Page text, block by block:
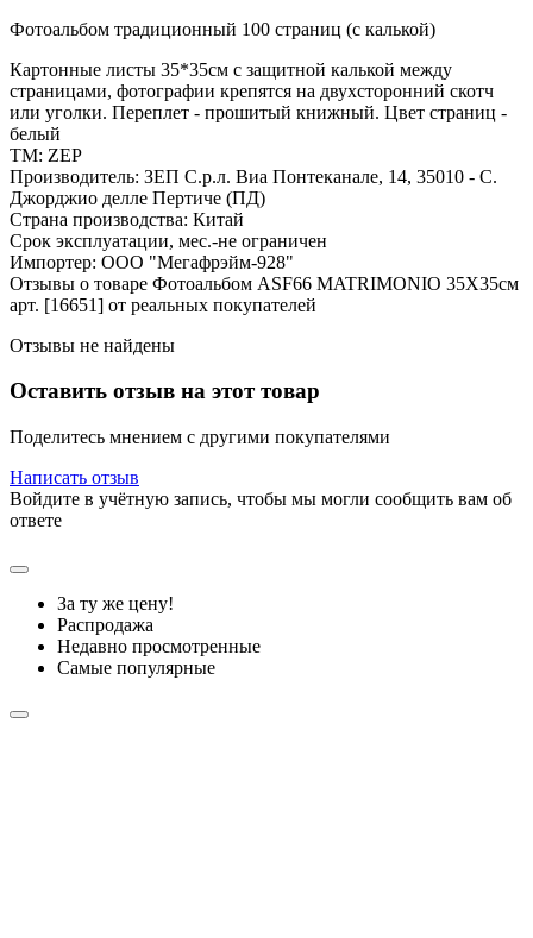
Фотоальбом традиционный 100 страниц (с калькой)
Картонные листы 35*35см с защитной калькой между
страницами, фотографии крепятся на двухсторонний скотч
или уголки. Переплет - прошитый книжный. Цвет страниц -
белый
ТМ: ZEP
Производитель: ЗЕП С.р.л. Виа Понтеканале, 14, 35010 - С.
Джорджио делле Пертиче (ПД)
Страна производства: Китай
Срок эксплуатации, мес.-не ограничен
Импортер: ООО "Мегафрэйм-928"
Отзывы о товаре Фотоальбом ASF66 MATRIMONIO 35X35см
арт. [16651] от реальных покупателей
Отзывы не найдены
Оставить отзыв на этот товар
Поделитесь мнением с другими покупателями
Написать отзыв
Войдите в учётную запись, чтобы мы могли сообщить вам об
ответе
За ту же цену!
Распродажа
Недавно просмотренные
Самые популярные